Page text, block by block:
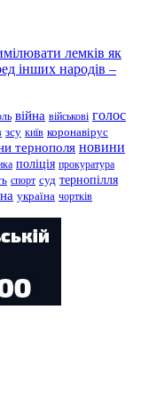
лемків як
інших народів –
війна військові голос
зсу київ коронавірус
тернополя новини
поліція прокуратура
спорт суд тернопілля
україна чортків